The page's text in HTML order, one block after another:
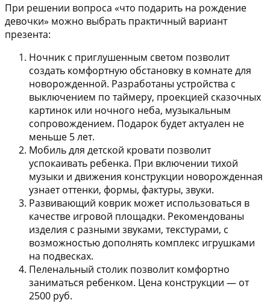
При решении вопроса «что подарить на рождение
девочки» можно выбрать практичный вариант
презента:
Ночник с приглушенным светом позволит
создать комфортную обстановку в комнате для
новорожденной. Разработаны устройства с
выключением по таймеру, проекцией сказочных
картинок или ночного неба, музыкальным
сопровождением. Подарок будет актуален не
меньше 5 лет.
Мобиль для детской кровати позволит
успокаивать ребенка. При включении тихой
музыки и движения конструкции новорожденная
узнает оттенки, формы, фактуры, звуки.
Развивающий коврик может использоваться в
качестве игровой площадки. Рекомендованы
изделия с разными звуками, текстурами, с
возможностью дополнять комплекс игрушками
на подвесках.
Пеленальный столик позволит комфортно
заниматься ребенком. Цена конструкции — от
2500 руб.